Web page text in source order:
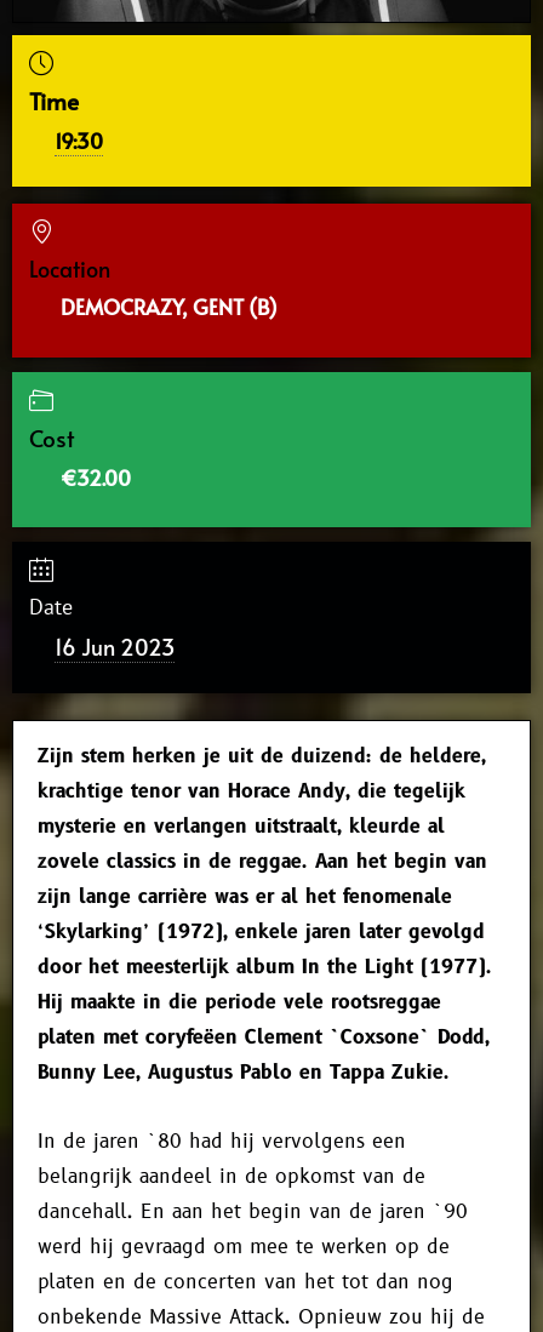
Time
19:30
Location
DEMOCRAZY, GENT (B)
Cost
€32.00
Date
16 Jun 2023
Zijn stem herken je uit de duizend: de heldere,
krachtige tenor van Horace Andy, die tegelijk
mysterie en verlangen uitstraalt, kleurde al
zovele classics in de reggae. Aan het begin van
zijn lange carrière was er al het fenomenale
‘Skylarking’ (1972), enkele jaren later gevolgd
door het meesterlijk album In the Light (1977).
Hij maakte in die periode vele rootsreggae
platen met coryfeëen Clement `Coxsone` Dodd,
Bunny Lee, Augustus Pablo en Tappa Zukie.
In de jaren `80 had hij vervolgens een
belangrijk aandeel in de opkomst van de
dancehall. En aan het begin van de jaren `90
werd hij gevraagd om mee te werken op de
platen en de concerten van het tot dan nog
onbekende Massive Attack. Opnieuw zou hij de